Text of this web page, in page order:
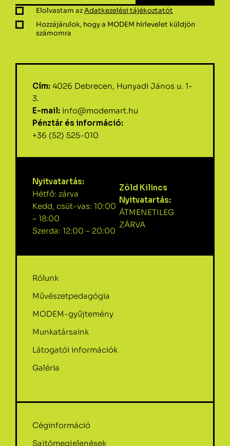
Elolvastam azAdatkezelési tájékoztatót
Hozzájárulok, hogy a MODEM hírlevelet küldjön
számomra
Cím: 4026 Debrecen, Hunyadi János u. 1-
3.
E-mail: info@modemart.hu
Pénztár és információ:
+36 (52) 525-010
Nyitvatartás:
Hétfő: zárva
Kedd, csüt-vas: 10:00
– 18:00
Szerda: 12:00 – 20:00
Zöld Kilincs
Nyitvatartás:
ÁTMENETILEG
ZÁRVA
Rólunk
Művészetpedagógia
MODEM-gyűjtemény
Munkatársaink
Látogatói információk
Galéria
Céginformáció
Sajtómegjelenések